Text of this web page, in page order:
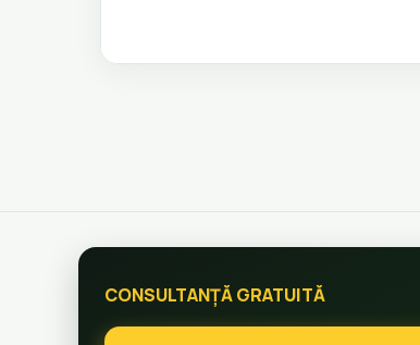
CONSULTANȚĂ GRATUITĂ